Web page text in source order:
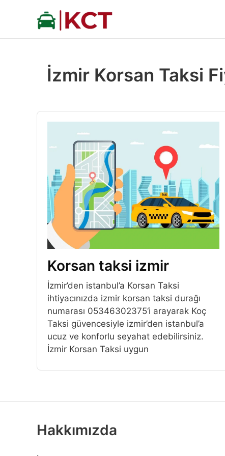
İzmir Korsan Taksi
Korsan taksi izmir
İzmir’den istanbul’a Korsan Taksi
ihtiyacınızda izmir korsan taksi durağı
numarası 05346302375‘i arayarak Koç
Taksi güvencesiyle izmir’den istanbul’a
ucuz ve konforlu seyahat edebilirsiniz.
İzmir Korsan Taksi uygun
Hakkımızda